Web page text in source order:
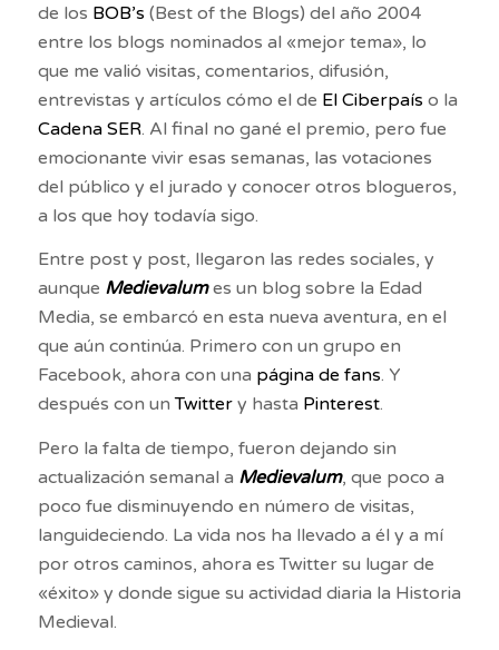
de los BOB’s (Best of the Blogs) del año 2004
entre los blogs nominados al «mejor tema», lo
que me valió visitas, comentarios, difusión,
entrevistas y artículos cómo el de El Ciberpaís o la
Cadena SER. Al final no gané el premio, pero fue
emocionante vivir esas semanas, las votaciones
del público y el jurado y conocer otros blogueros,
a los que hoy todavía sigo.
Entre post y post, llegaron las redes sociales, y
aunque Medievalumes un blog sobre la Edad
Media, se embarcó en esta nueva aventura, en el
que aún continúa. Primero con un grupo en
Facebook, ahora con una página de fans. Y
después con unTwittery hasta Pinterest.
Pero la falta de tiempo, fueron dejando sin
actualización semanal a Medievalum, que poco a
poco fue disminuyendo en número de visitas,
languideciendo. La vida nos ha llevado a él y a mí
por otros caminos, ahora es Twitter su lugar de
«éxito» y donde sigue su actividad diaria la Historia
Medieval.